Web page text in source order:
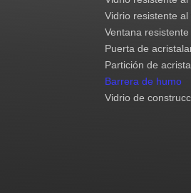
Vidrio resistente
Ventana
Puerta de
Partición de
Barrera de humo
Vidrio de